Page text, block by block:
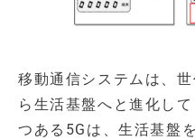
移動通信システムは、
ら生活基盤へと進化し
つある5Gは、生活基盤